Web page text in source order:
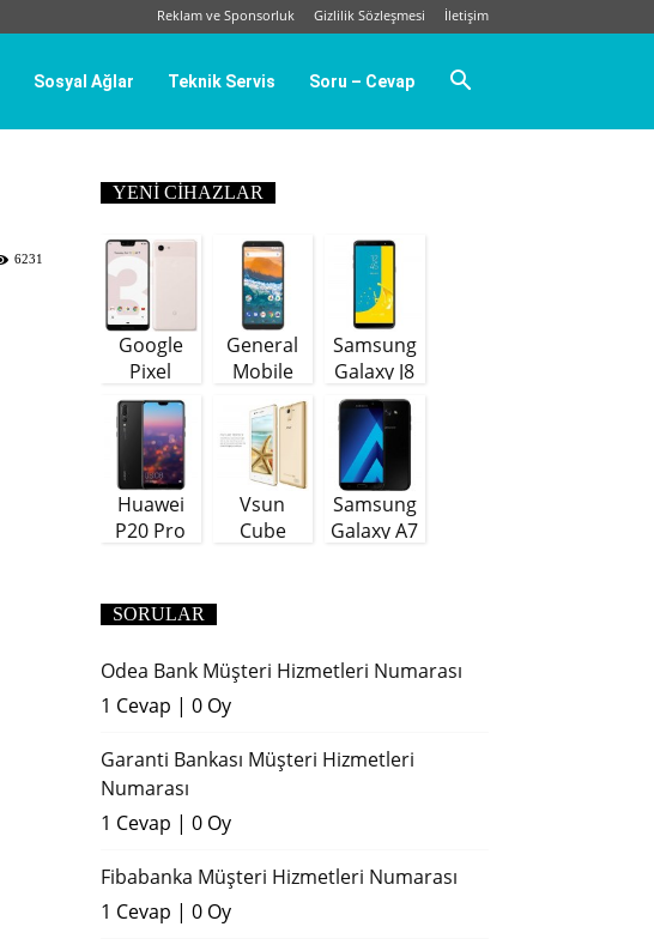
Reklam ve Sponsorluk Gizlilik Sözleşmesi İletişim
Sosyal Ağlar Teknik Servis Soru – Cevap
6231
YENI CIHAZLAR
Google
Pixel
General
Mobile
GM9 Plus
Samsung
Galaxy J8
(64 GB)
Huawei
P20 Pro
Vsun
Cube
Samsung
Galaxy A7
SORULAR
Odea Bank Müşteri Hizmetleri Numarası
1 Cevap | 0 Oy
Garanti Bankası Müşteri Hizmetleri
Numarası
1 Cevap | 0 Oy
Fibabanka Müşteri Hizmetleri Numarası
1 Cevap | 0 Oy